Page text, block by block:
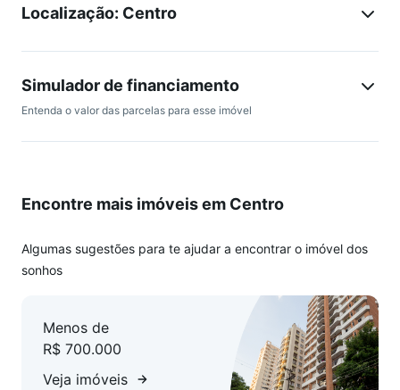
Localização: Centro
Simulador de financiamento
Entenda o valor das parcelas para esse imóvel
Encontre mais imóveis em Centro
Algumas sugestões para te ajudar a encontrar o imóvel dos
sonhos
Menos de
R$ 700.000
Veja imóveis